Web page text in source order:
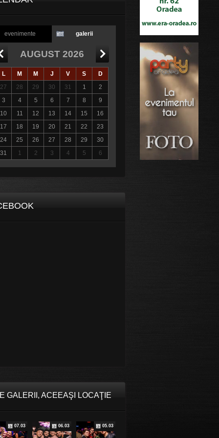
evenimente galerii
AUGUST 2026
L M M J V S
D
27
28 29 30 31 1
2
3
4 5 6 7 8
9
10
11 12 13 14 15
16
17
18 19 20 21 22
23
24
25 26 27 28 29
30
31
1 2 3 4 5 6
GALERII, ACEEAŞI LOCAŢIE
07.03 06.03 05.03